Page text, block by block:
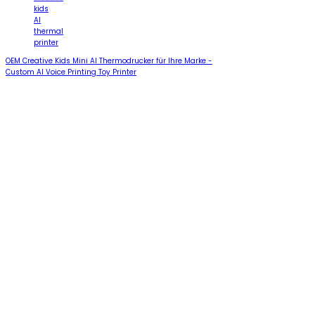
kids
AI
thermal
printer
OEM Creative Kids Mini AI Thermodrucker für Ihre Marke -
Custom AI Voice Printing Toy Printer